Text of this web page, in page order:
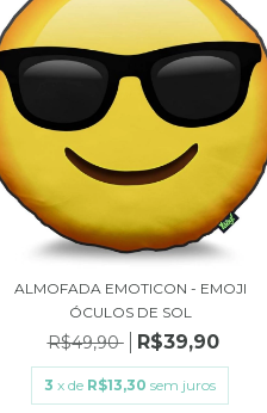
ALMOFADA EMOTICON - EMOJI
ÓCULOS DE SOL
R$49,90 R$39,90
3 x de R$13,30 sem juros